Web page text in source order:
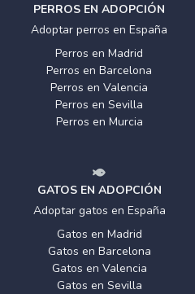
PERROS EN ADOPCIÓN
Adoptar perros en España
Perros en Madrid
Perros en Barcelona
Perros en Valencia
Perros en Sevilla
Perros en Murcia
GATOS EN ADOPCIÓN
Adoptar gatos en España
Gatos en Madrid
Gatos en Barcelona
Gatos en Valencia
Gatos en Sevilla